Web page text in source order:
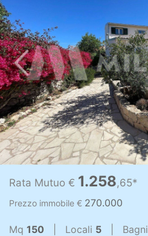
Rata Mutuo € 1.258,65*
Prezzo immobile € 270.000
Mq 150 | Locali 5 | Bagni